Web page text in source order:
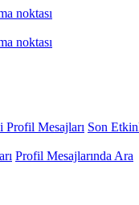
Profil Mesajları Son
Profil Mesajlarında Ara